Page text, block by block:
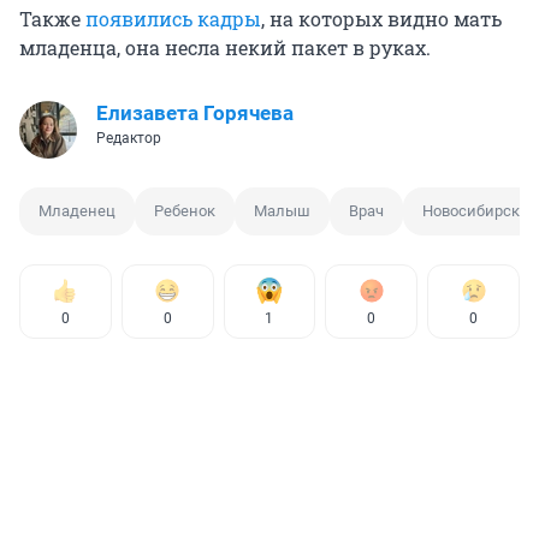
Такжепоявились кадры, на которых видно мать
младенца, она несла некий пакет в руках.
Елизавета Горячева
Редактор
Младенец Ребенок Малыш Врач Новосибирск
0 0 1 0 0